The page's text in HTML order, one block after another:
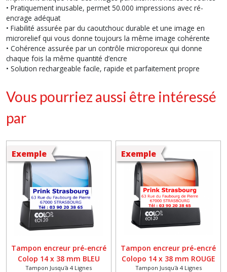
• Pratiquement inusable, permet 50.000 impressions avec ré-
encrage adéquat
• Fiabilité assurée par du caoutchouc durable et une image en
microrelief qui vous donne toujours la même image cohérente
• Cohérence assurée par un contrôle microporeux qui donne
chaque fois la même quantité d’encre
• Solution rechargeable facile, rapide et parfaitement propre
Vous pourriez aussi être intéressé
par
Exemple
Tampon encreur pré-encré
Colop 14 x 38 mm BLEU
Tampon Jusqu'à 4 Lignes
Exemple
Tampon encreur pré-encré
Colopo 14 x 38 mm ROUGE
Tampon Jusqu'à 4 Lignes